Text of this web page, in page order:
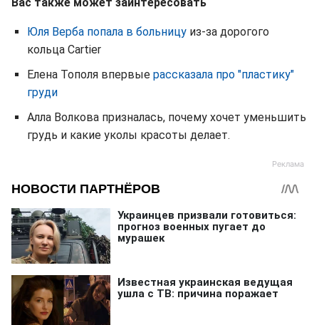
Вас также может заинтересовать
Юля Верба попала в больницу из-за дорогого
кольца Cartier
Елена Тополя впервые рассказала про "пластику"
груди
Алла Волкова призналась, почему хочет уменьшить
грудь и какие уколы красоты делает.